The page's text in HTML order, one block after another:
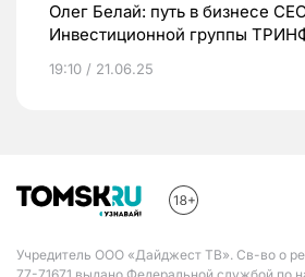
Олег Белай: путь в бизнесе
Инвестиционной группы
19:10 / 21.06.25
Учредитель ООО «Дайджест ТВ». Св-во о